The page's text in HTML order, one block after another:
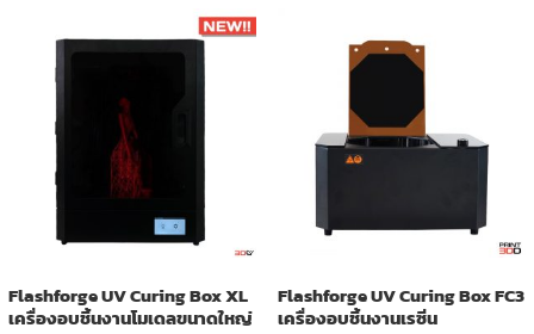
Flashforge UV Curing Box XL
เครื่องอบชิ้นงานโมเดลขนาดใหญ่
Flashforge UV Curing Box FC3
เครื่องอบชิ้นงานเรซิ่น